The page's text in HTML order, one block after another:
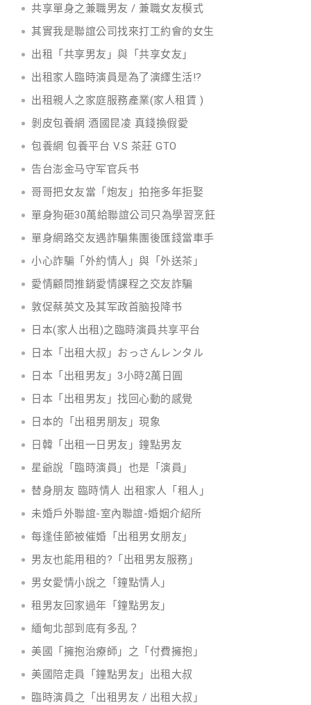
共享單身之兼職男友 / 兼職女友模式
其實我是聯誼公司找來打工約會的女生
出租「共享男友」與「共享女友」
出租家人臨時演員是為了演繹生活!?
出租親人之家庭服務產業(家人租賃 )
剝皮包養網 酒國昆凌 真錢換假愛
包養網 包養平台 V.S 茶莊 GTO
告台澎金马守军官兵书
哥哥把女友當「炮友」拍拖多年拒娶
單身狗砸30萬給聯誼公司只為學習烹飪
單身網路交友遇詐騙集團後匯錢當車手
小心詐騙「外約情人」與「外送茶」
愛情顧問推銷愛情課程之交友詐騙
敦促蔡英文及其军政首脑投降书
日本(家人出租)之臨時演員共享平台
日本「出租大叔」おっさんレンタル
日本「出租男友」3小時2萬日圓
日本「出租男友」找回心動的感覺
日本的「出租男朋友」現象
日韓「出租一日男友」鐘點男友
星爺說「臨時演員」也是「演員」
替身朋友 臨時情人 出租家人「租人」
未婚戶外聯誼-室內聯誼-婚姻介紹所
每逢佳節被催婚「出租男女朋友」
男友也能用租的?「出租男友服務」
男女愛情小說之「鐘點情人」
租男友回家過年「鐘點男友」
緬甸北部到底有多乱？
美國「擁抱治療師」之「付費擁抱」
美國陪走員「鐘點男友」出租大叔
臨時演員之「出租男友 / 出租大叔」